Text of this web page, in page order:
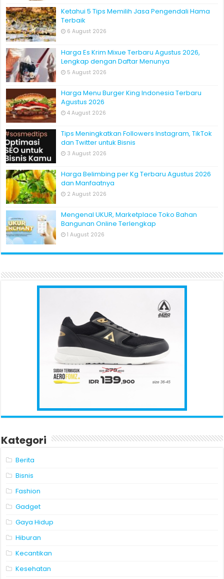
Ketahui 5 Tips Memilih Jasa Pengendali Hama
Terbaik
6 August 2026
Harga Es Krim Mixue Terbaru Agustus 2026,
Lengkap dengan Daftar Menunya
5 August 2026
Harga Menu Burger King Indonesia Terbaru
Agustus 2026
4 August 2026
Tips Meningkatkan Followers Instagram, TikTok
dan Twitter untuk Bisnis
3 August 2026
Harga Belimbing per Kg Terbaru Agustus 2026
dan Manfaatnya
2 August 2026
Mengenal UKUR, Marketplace Toko Bahan
Bangunan Online Terlengkap
1 August 2026
Kategori
Berita
Bisnis
Fashion
Gadget
Gaya Hidup
Hiburan
Kecantikan
Kesehatan